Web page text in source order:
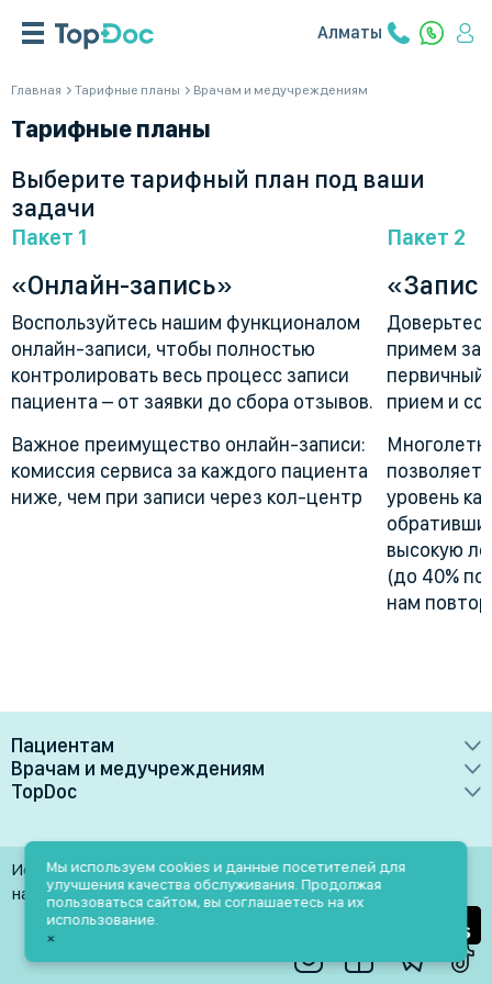
Алматы
Главная Тарифные планы Врачам и медучреждениям
Тарифные планы
Выберите тарифный план под ваши
задачи
Пакет 1
«Онлайн-запись»
Воспользуйтесь нашим функционалом
онлайн-записи, чтобы полностью
контролировать весь процесс записи
пациента – от заявки до сбора отзывов.
Важное преимущество онлайн-записи:
комиссия сервиса за каждого пациента
ниже, чем при записи через кол-центр
Пакет 2
примем
первичный
прием и
позволяет
уровень
высокую
(до 40%
нам
Пациентам
Врачи
Клиники
Лаборатории
Услуги
Блог
Акции и скидки
Врачам и медучреждениям
Преимущества
Медучреждениям
Врачам
TopDoc
Контакты
Помощь
Использование материалов разрешено только при
наличии активной ссылки на источник
Мы используем cookies и данные посетителей для
улучшения качества обслуживания. Продолжая
пользоваться сайтом, вы соглашаетесь на их
использование.
×